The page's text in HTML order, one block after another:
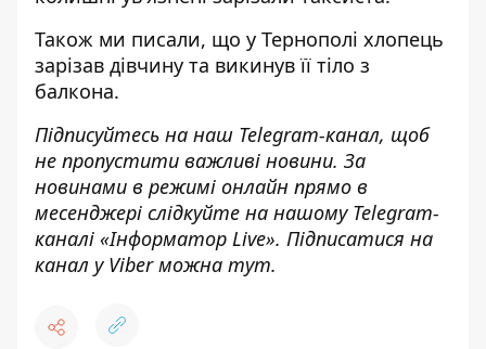
Також ми писали, що у Тернополі хлопець
зарізав дівчину та викинув її тіло з
балкона.
Підписуйтесь на наш Telegram-канал, щоб
не пропустити важливі новини. За
новинами в режимі онлайн прямо в
месенджері слідкуйте на нашому Telegram-
каналі «Інформатор Live». Підписатися на
канал у Viber можна тут.